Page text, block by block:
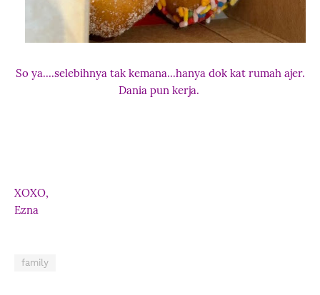
So ya....selebihnya tak kemana...hanya dok kat rumah ajer.
Dania pun kerja.
XOXO,
Ezna
family